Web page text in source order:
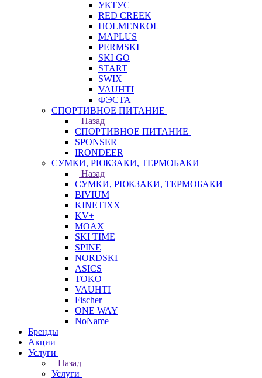
УКТУС
RED CREEK
HOLMENKOL
MAPLUS
PERMSKI
SKI GO
START
SWIX
VAUHTI
ФЭСТА
СПОРТИВНОЕ ПИТАНИЕ
Назад
СПОРТИВНОЕ ПИТАНИЕ
SPONSER
IRONDEER
СУМКИ, РЮКЗАКИ, ТЕРМОБАКИ
Назад
СУМКИ, РЮКЗАКИ, ТЕРМОБАКИ
BIVIUM
KINETIXX
KV+
MOAX
SKI TIME
SPINE
NORDSKI
ASICS
TOKO
VAUHTI
Fischer
ONE WAY
NoName
Бренды
Акции
Услуги
Назад
Услуги